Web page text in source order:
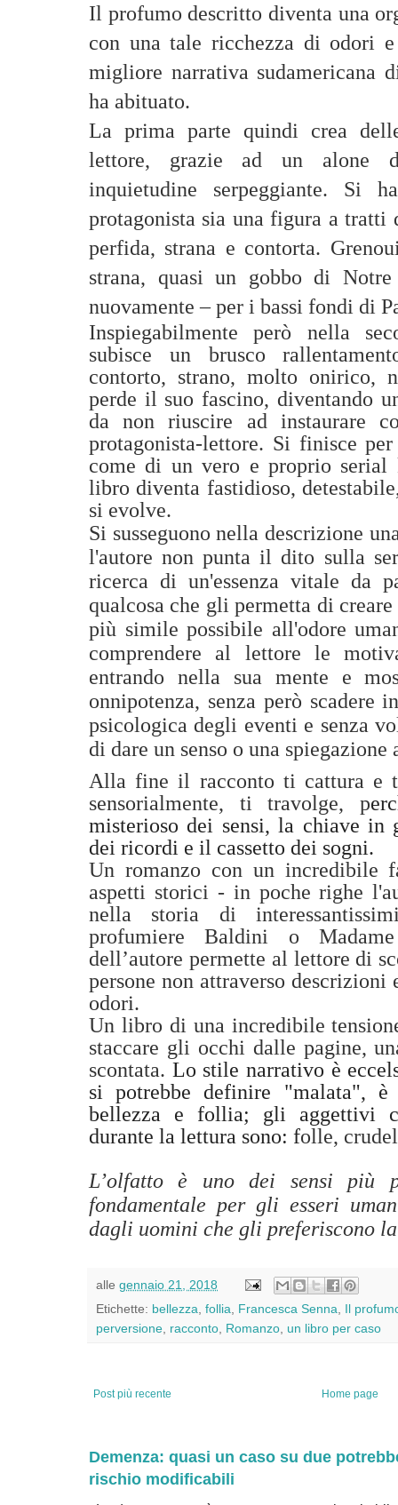
Il profumo descritto diventa una
con una tale ricchezza di odori
migliore narrativa sudamericana
ha abituato.
La prima parte quindi crea
lettore, grazie ad un alone
inquietudine serpeggiante. Si
protagonista sia una figura a tratti
perfida, strana e contorta.
strana, quasi un gobbo di
nuovamente – per i bassi fondi di
Inspiegabilmente però nella
subisce un brusco
contorto, strano, molto onirico,
perde il suo fascino, diventando
da non riuscire ad instaurare
protagonista-lettore. Si finisce
come di un vero e proprio serial
libro diventa fastidioso,
si evolve.
Si susseguono nella descrizione
l'autore non punta il dito sulla
ricerca di un'essenza vitale da
qualcosa che gli permetta di
più simile possibile all'odore
comprendere al lettore le
entrando nella sua mente e
onnipotenza, senza però scadere
psicologica degli eventi e senza
di dare un senso o una
Alla fine il racconto ti cattura e
sensorialmente, ti travolge, p
misterioso dei sensi, la chiave in
dei ricordi e il cassetto dei sogni.
Un romanzo con un incredibile
aspetti storici - in poche righe
nella storia di
profumiere Baldini o
dell’autore permette al lettore di
persone non attraverso descrizioni
odori.
Un libro di una incredibile
staccare gli occhi dalle pagine,
scontata. Lo stile narrativo è
si potrebbe definire "malata",
bellezza e follia; gli aggettivi
durante la lettura sono: folle,
L’olfatto è uno dei sensi più
fondamentale per gli esseri
dagli uomini che gli preferiscono
alle gennaio 21, 2018
Etichette: bellezza follia Francesca Senna
Il
perversione racconto Romanzo un libro per caso
Post più recente Home page
Demenza: quasi un caso su due
rischio modificabili